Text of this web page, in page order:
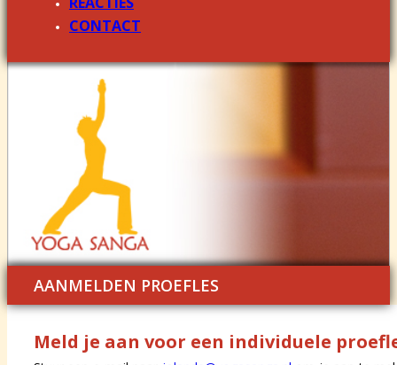
CONTACT
AANMELDEN PROEFLES
Meld je aan voor een individuele